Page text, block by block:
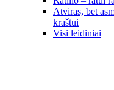
Atviras, bet
kraštui
Visi leidiniai